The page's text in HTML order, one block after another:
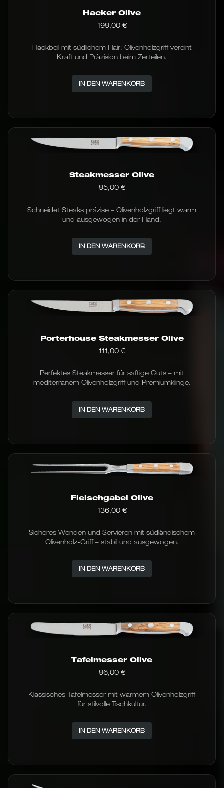
Hacker Olive
199,00 €
Hackbeil mit südlichem Flair: Olivenholzgriff vereint
Kraft und Präzision beim Zerteilen.
IN DEN WARENKORB
Steakmesser Olive
95,00 €
Schneidet Steaks präzise – Olivenholzgriff liegt warm
und ausgewogen in der Hand.
IN DEN WARENKORB
Porterhouse Steakmesser Olive
111,00 €
Perfektes Steakmesser für saftige Cuts – mit
mediterranem Olivenholzgriff und Premiumklinge.
IN DEN WARENKORB
Fleischgabel Olive
136,00 €
Sicheres Wenden und Servieren mit südländischem
Olivenholz-Griff – stabil und ausgewogen.
IN DEN WARENKORB
Tafelmesser Olive
96,00 €
Klassisches Tafelmesser mit warmem Olivenholzgriff
für stilvolle Tischkultur.
IN DEN WARENKORB